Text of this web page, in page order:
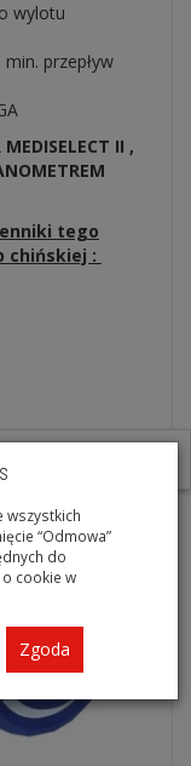
wylotu
przepływ
II ,
tego
chińskiej :
wszystkich
“Odmowa”
do
cookie w
Zgoda